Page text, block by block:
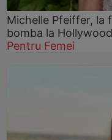
Michelle Pfeiffer, la
bomba la
Pentru Femei